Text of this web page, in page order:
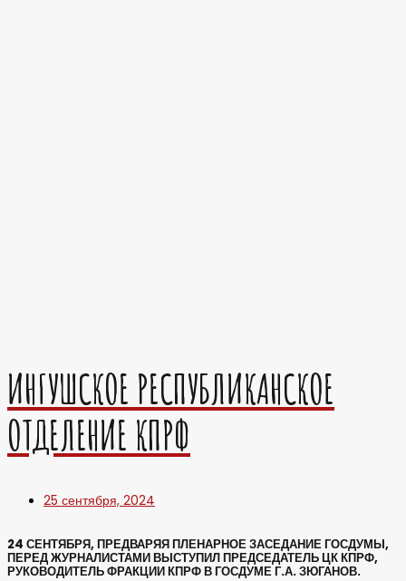
ИНГУШСКОЕ РЕСПУБЛИКАНСКОЕ
ОТДЕЛЕНИЕ КПРФ
25 сентября, 2024
24 СЕНТЯБРЯ, ПРЕДВАРЯЯ ПЛЕНАРНОЕ ЗАСЕДАНИЕ ГОСДУМЫ,
ПЕРЕД ЖУРНАЛИСТАМИ ВЫСТУПИЛ ПРЕДСЕДАТЕЛЬ ЦК КПРФ,
РУКОВОДИТЕЛЬ ФРАКЦИИ КПРФ В ГОСДУМЕ Г.А. ЗЮГАНОВ.